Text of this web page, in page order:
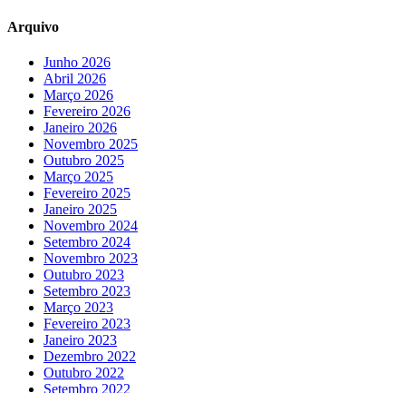
Arquivo
Junho 2026
Abril 2026
Março 2026
Fevereiro 2026
Janeiro 2026
Novembro 2025
Outubro 2025
Março 2025
Fevereiro 2025
Janeiro 2025
Novembro 2024
Setembro 2024
Novembro 2023
Outubro 2023
Setembro 2023
Março 2023
Fevereiro 2023
Janeiro 2023
Dezembro 2022
Outubro 2022
Setembro 2022